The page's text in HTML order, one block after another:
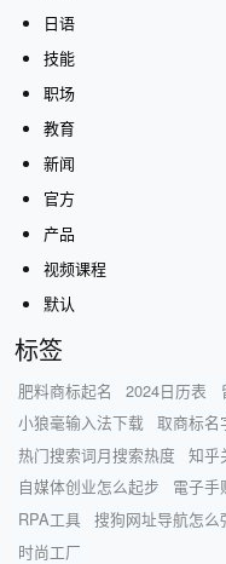
日语
技能
职场
教育
新闻
官方
产品
视频课程
默认
标签
肥料商标起名 2024日历表
小狼毫输入法下载
取商标名
热门搜索词月搜索热度
知乎
自媒体创业怎么起步
電子手
RPA工具
搜狗网址导航怎么
时尚工厂